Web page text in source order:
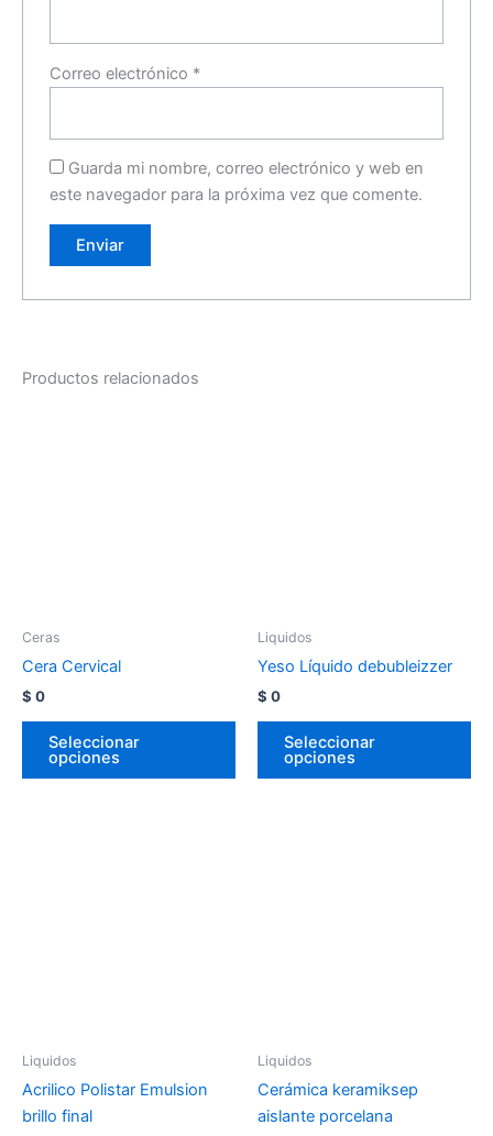
Correo electrónico *
Guarda mi nombre, correo electrónico y web en
este navegador para la próxima vez que comente.
Productos relacionados
Ceras
Cera Cervical
$ 0
Seleccionar
opciones
Liquidos
Yeso Líquido debubleizzer
$ 0
Seleccionar
opciones
Liquidos
Acrilico Polistar Emulsion
brillo final
Liquidos
Cerámica keramiksep
aislante porcelana